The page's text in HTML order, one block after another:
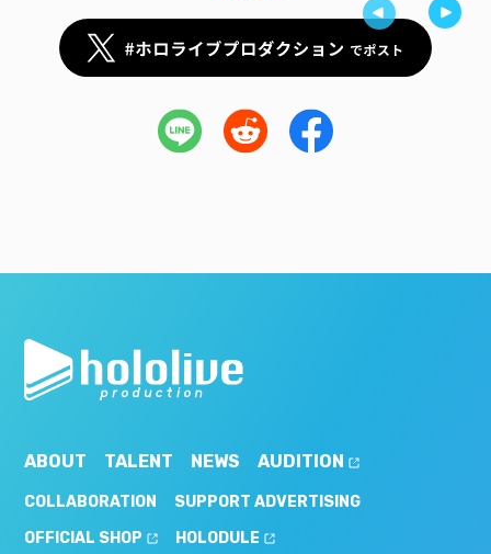
ABOUT TALENT NEWS AUDITION
COLLABORATION
SUPPORT ADVERTISING
OFFICIAL SHOP
HOLODULE